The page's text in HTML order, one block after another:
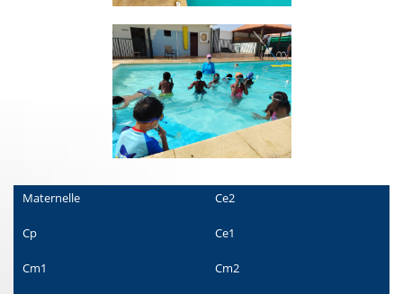
Maternelle Ce2
Cp Ce1
Cm1 Cm2